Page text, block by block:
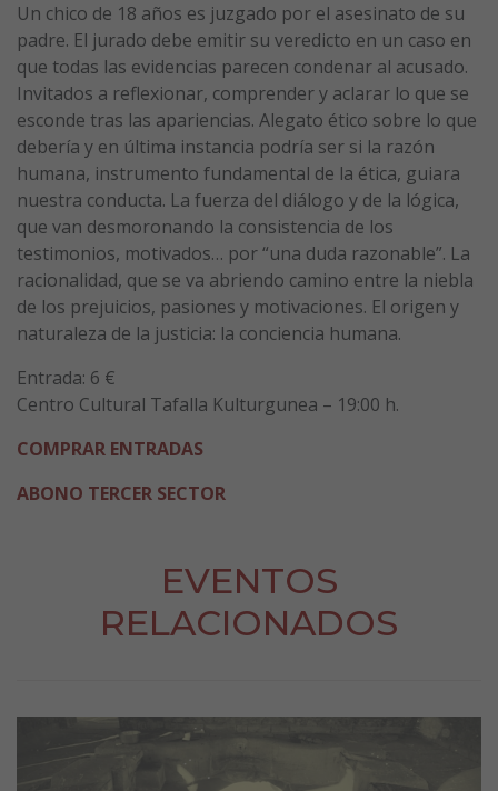
Un chico de 18 años es juzgado por el asesinato de su
padre. El jurado debe emitir su veredicto en un caso en
que todas las evidencias parecen condenar al acusado.
Invitados a reflexionar, comprender y aclarar lo que se
esconde tras las apariencias. Alegato ético sobre lo que
debería y en última instancia podría ser si la razón
humana, instrumento fundamental de la ética, guiara
nuestra conducta. La fuerza del diálogo y de la lógica,
que van desmoronando la consistencia de los
testimonios, motivados… por “una duda razonable”. La
racionalidad, que se va abriendo camino entre la niebla
de los prejuicios, pasiones y motivaciones. El origen y
naturaleza de la justicia: la conciencia humana.
Entrada: 6 €
Centro Cultural Tafalla Kulturgunea – 19:00 h.
COMPRAR ENTRADAS
ABONO TERCER SECTOR
EVENTOS
RELACIONADOS